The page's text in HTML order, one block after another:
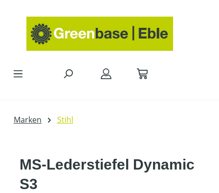
Marken Stihl
MS-Lederstiefel Dynamic
S3